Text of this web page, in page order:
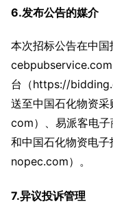
6.发布公告的媒介
本次招标公告在中
cebpubservice.com
台（https://
送至中国石化物资
com）、易派客电
和中国石化物资电
nopec.com）。
7.异议投诉管理